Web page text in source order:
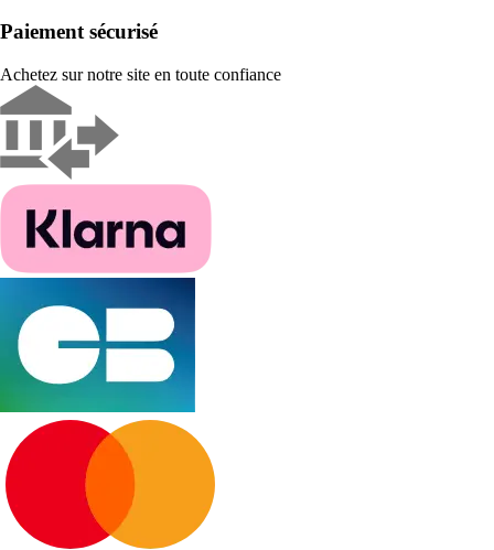
Paiement sécurisé
Achetez sur notre site en toute confiance